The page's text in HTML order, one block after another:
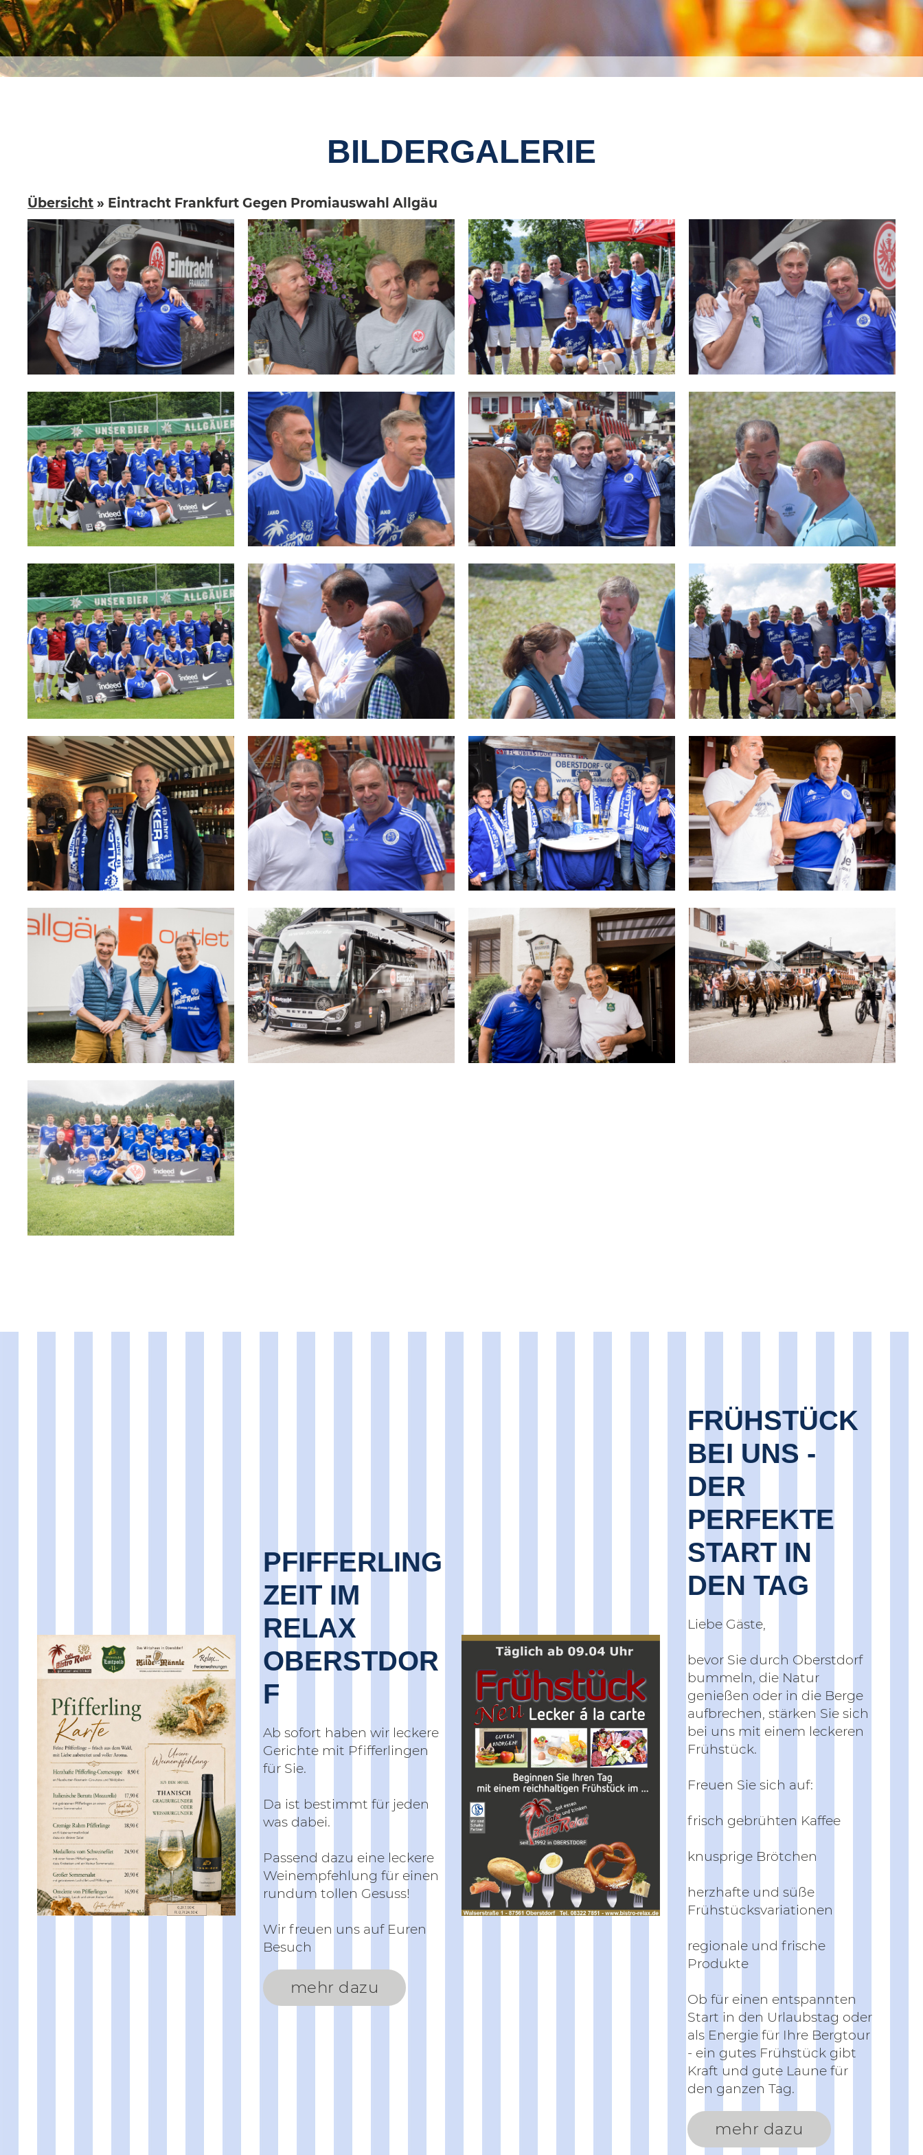
BILDERGALERIE
Übersicht » Eintracht Frankfurt Gegen Promiauswahl Allgäu
PFIFFERLING
ZEIT IM
RELAX
OBERSTDOR
F
Ab sofort haben wir leckere
Gerichte mit Pfifferlingen
für Sie.
Da ist bestimmt für jeden
was dabei.
Passend dazu eine leckere
Weinempfehlung für einen
rundum tollen Gesuss!
Wir freuen uns auf Euren
Besuch
mehr dazu
FRÜHSTÜCK
BEI UNS -
DER
PERFEKTE
START IN
DEN TAG
Liebe Gäste,
bevor Sie durch Oberstdorf
bummeln, die Natur
genießen oder in die Berge
aufbrechen, stärken Sie sich
bei uns mit einem leckeren
Frühstück.
Freuen Sie sich auf:
frisch gebrühten Kaffee
knusprige Brötchen
herzhafte und süße
Frühstücksvariationen
regionale und frische
Produkte
Ob für einen entspannten
Start in den Urlaubstag oder
als Energie für Ihre Bergtour
- ein gutes Frühstück gibt
Kraft und gute Laune für
den ganzen Tag.
mehr dazu